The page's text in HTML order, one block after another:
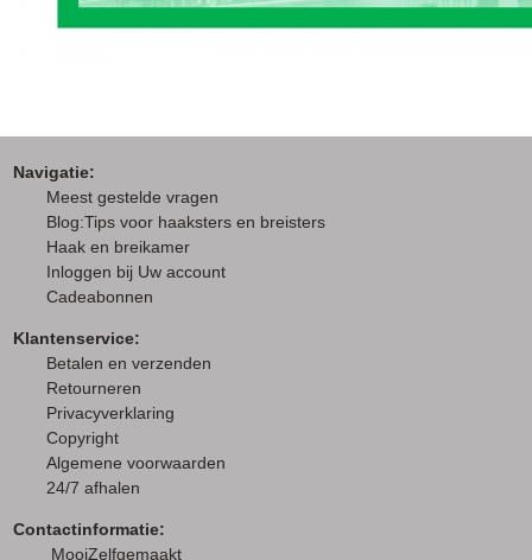
Navigatie:
Meest gestelde vragen
Blog:Tips voor haaksters en breisters
Haak en breikamer
Inloggen bij Uw account
Cadeabonnen
Klantenservice:
Betalen en verzenden
Retourneren
Privacyverklaring
Copyright
Algemene voorwaarden
24/7 afhalen
Contactinformatie:
MooiZelfgemaakt